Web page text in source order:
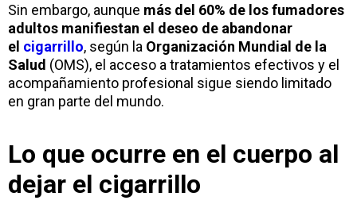
Sin embargo, aunque más del 60% de los fumadores
adultos manifiestan el deseo de abandonar
el cigarrillo, según la Organización Mundial de la
Salud (OMS), el acceso a tratamientos efectivos y el
acompañamiento profesional sigue siendo limitado
en gran parte del mundo.
Lo que ocurre en el cuerpo al
dejar el cigarrillo